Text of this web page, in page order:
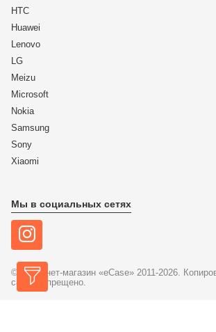
HTC
Huawei
Lenovo
LG
Meizu
Microsoft
Nokia
Samsung
Sony
Xiaomi
Мы в социальных сетях
© Интернет-магазин «eCase» 2011-2026.
сайта запрещено.